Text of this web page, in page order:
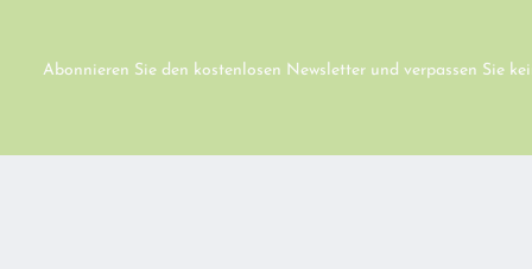
Abonnieren Sie den kostenlosen Newsletter und verpassen Sie